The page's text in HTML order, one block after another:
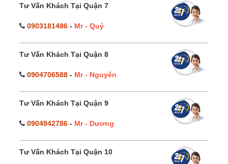
Tư Vấn Khách Tại Quận 7
0903181486 - Mr - Quý
Tư Vấn Khách Tại Quận 8
0904706588 - Mr - Nguyên
Tư Vấn Khách Tại Quận 9
0904942786 - Mr - Dương
Tư Vấn Khách Tại Quận 10